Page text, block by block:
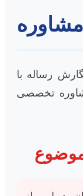
رساله با
تخصصی